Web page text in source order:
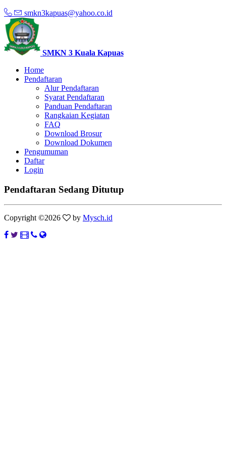
smkn3kapuas@yahoo.co.id
SMKN 3 Kuala Kapuas
Home
Pendaftaran
Alur Pendaftaran
Syarat Pendaftaran
Panduan Pendaftaran
Rangkaian Kegiatan
FAQ
Download Brosur
Download Dokumen
Pengumuman
Daftar
Login
Pendaftaran Sedang Ditutup
Copyright ©2026 by Mysch.id